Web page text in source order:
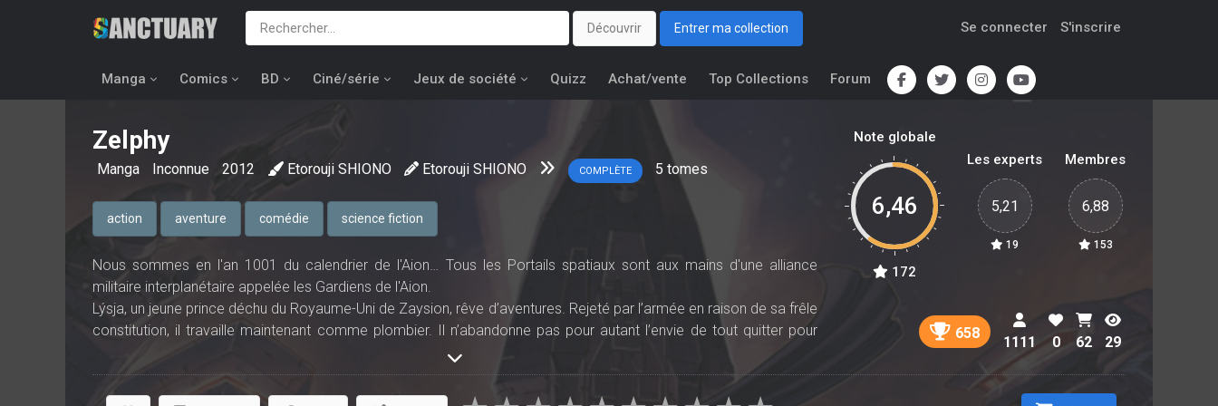
Découvrir Entrer ma collection Se connecter S'inscrire
Manga Comics BD Ciné/série Jeux de société Quizz Achat/vente Top Collections Forum
Zelphy
Manga Inconnue 2012 Etorouji SHIONO Etorouji SHIONO COMPLÈTE 5 tomes
action aventure comédie science fiction
Nous sommes en l'an 1001 du calendrier de l'Aion… Tous les Portails spatiaux sont aux mains d'une alliance
militaire interplanétaire appelée les Gardiens de l'Aion.
Lýsja, un jeune prince déchu du Royaume-Uni de Zaysion, rêve d’aventures. Rejeté par l’armée en raison de sa frêle
constitution, il travaille maintenant comme plombier. Il n’abandonne pas pour autant l’envie de tout quitter pour
C’est alors qu’enchaînement de circonstances malheureuses l’amène à fuir sous la menace des Gardiens de la
Galaxie. En compagnie d’un équipage surprenant et plein de ressources, Énoc le chat-pirate et Pico Pico, un
Note globale
6,46
172
Les experts
5,21
19
Membres
6,88
153
658
1111 0 62 29